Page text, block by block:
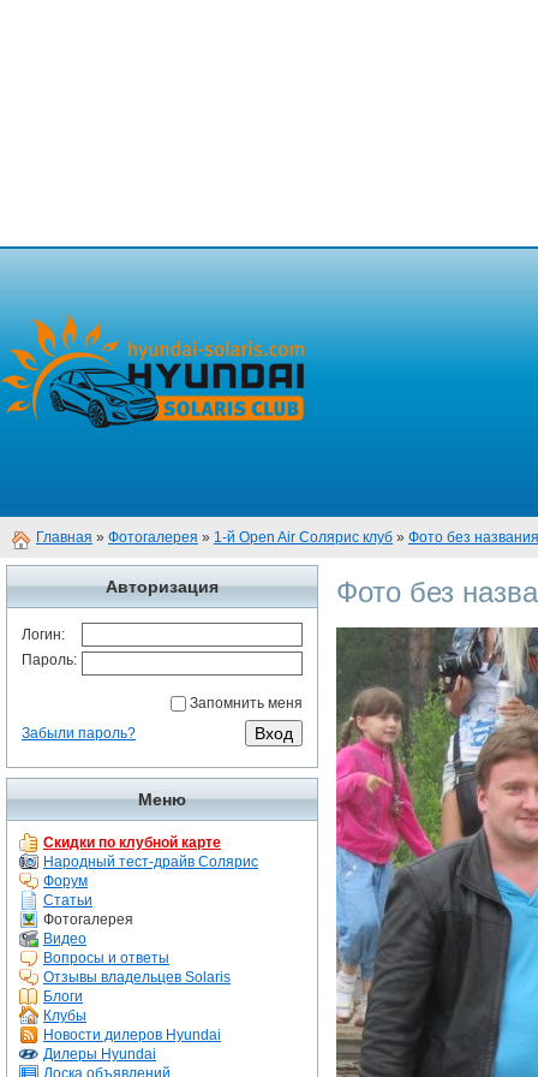
Главная » Фотогалерея » 1-й Open Air Солярис клуб » Фото без названия
Авторизация
Логин:
Пароль:
Запомнить меня
Забыли пароль?
Меню
Скидки по клубной карте
Народный тест-драйв Солярис
Форум
Статьи
Фотогалерея
Видео
Вопросы и ответы
Отзывы владельцев Solaris
Блоги
Клубы
Новости дилеров Hyundai
Дилеры Hyundai
Доска объявлений
Фото без